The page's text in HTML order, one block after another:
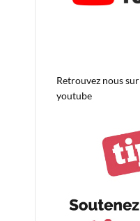
Retrouvez nous sur
youtube